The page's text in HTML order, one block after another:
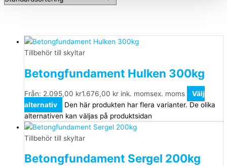
Tillbehör till skyltar
Betongfundament Hulken 300kg
Från: 2.095,00 kr1.676,00 kr ink. momsex. moms
Välj
alternativ
Den här produkten har flera varianter. De olika
alternativen kan väljas på produktsidan
Tillbehör till skyltar
Betongfundament Sergel 200kg